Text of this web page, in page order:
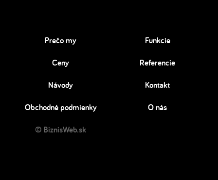
Prečo my Funkcie
Ceny Referencie
Návody Kontakt
Obchodné podmienky O nás
© BiznisWeb.sk